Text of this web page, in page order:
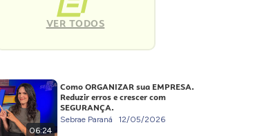
VER TODOS
06:24
Como ORGANIZAR sua EMPRESA.
Reduzir erros e crescer com
SEGURANÇA.
Sebrae Paraná 12/05/2026